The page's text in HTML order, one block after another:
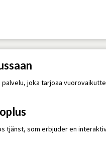
joka tarjoaa
tjänst, som erbjuder en